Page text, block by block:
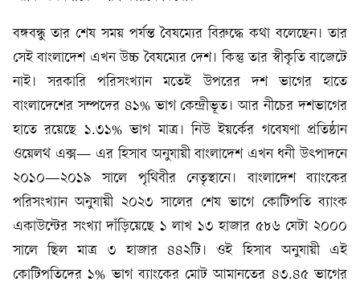
বঙ্গবন্ধু তার শেষ সময় পর্যন্ত বৈষম্যের বিরুদ্ধে কথা বলেছেন। তার
সেই বাংলাদেশ এখন উচ্চ বৈষম্যের দেশ। কিন্তু তার স্বীকৃতি বাজেটে
নাই। সরকারি পরিসংখ্যান মতেই উপরের দশ ভাগের হাতে
বাংলাদেশের সম্পদের ৪১% ভাগ কেন্দ্রীভূত। আর নীচের দশভাগের
হাতে রয়েছে ১.৩১% ভাগ মাত্র। নিউ ইয়র্কের গবেষণা প্রতিষ্ঠান
ওয়েলথ এক্স— এর হিসাব অনুযায়ী বাংলাদেশ এখন ধনী উৎপাদনে
২০১০—২০১৯ সালে পৃথিবীর নেতৃস্থানে। বাংলাদেশ ব্যাংকের
পরিসংখ্যান অনুযায়ী ২০২৩ সালের শেষ ভাগে কোটিপতি ব্যাংক
একাউন্টের সংখ্যা দাঁড়িয়েছে ১ লাখ ১৩ হাজার ৫৮৬ যেটা ২০০০
সালে ছিল মাত্র ৩ হাজার ৪৪২টি। ওই হিসাব অনুযায়ী এই
কোটিপতিদের ১% ভাগ ব্যাংকের মোট আমানতের ৪৩.৪৫ ভাগের